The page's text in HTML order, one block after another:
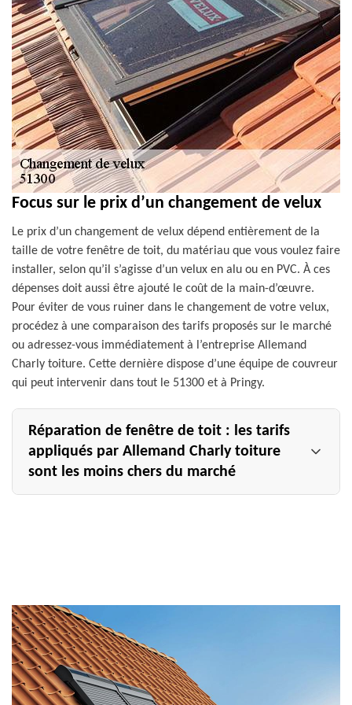
Focus sur le prix d’un changement de velux
Le prix d’un changement de velux dépend entièrement de la
taille de votre fenêtre de toit, du matériau que vous voulez faire
installer, selon qu’il s’agisse d’un velux en alu ou en PVC. À ces
dépenses doit aussi être ajouté le coût de la main-d’œuvre.
Pour éviter de vous ruiner dans le changement de votre velux,
procédez à une comparaison des tarifs proposés sur le marché
ou adressez-vous immédiatement à l’entreprise Allemand
Charly toiture. Cette dernière dispose d’une équipe de couvreur
qui peut intervenir dans tout le 51300 et à Pringy.
Réparation de fenêtre de toit : les tarifs
appliqués par Allemand Charly toiture
sont les moins chers du marché
qu’abordable que nous appliquons dans le cadre des
missions qui nous sont confiées. Contactez-nous pour de
plus amples informations.